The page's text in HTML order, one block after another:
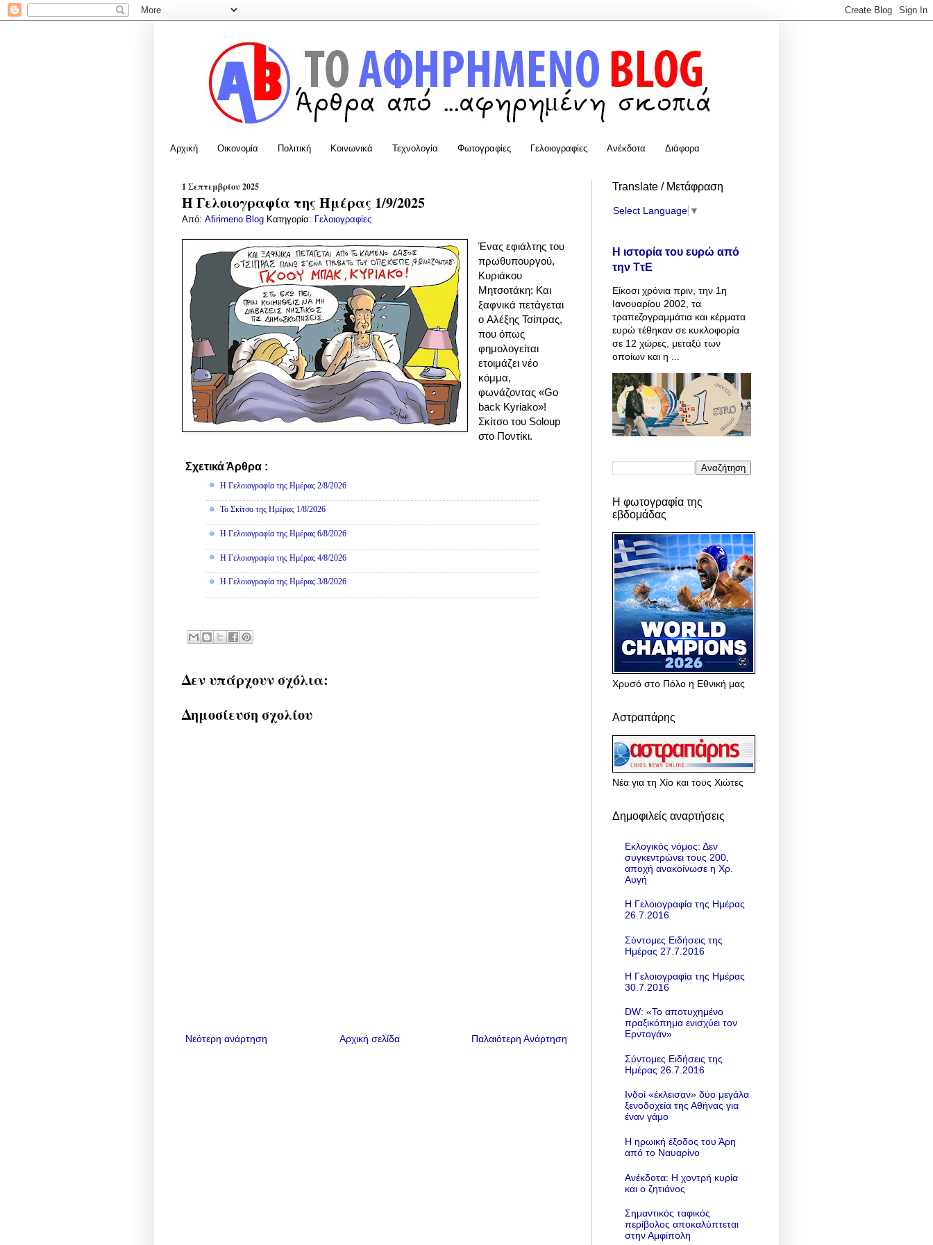
Αρχική Οικονομία Πολιτική Κοινωνικά Τεχνολογία Φωτογραφίες Γελοιογραφίες Ανέκδοτα Διάφορα
1 Σεπτεμβρίου 2025
Η Γελοιογραφία της Ημέρας 1/9/2025
Από: Afirimeno Blog Κατηγορία: Γελοιογραφίες
Ένας εφιάλτης του
πρωθυπουργού,
Κυριάκου
Μητσοτάκη: Και
ξαφνικά πετάγεται
ο Αλέξης Τσίπρας,
που όπως
φημολογείται
ετοιμάζει νέο
κόμμα,
φωνάζοντας «Go
back Kyriako»!
Σκίτσο του Soloup
στο Ποντίκι.
Σχετικά Άρθρα :
Η Γελοιογραφία της Ημέρας 2/8/2026
Το Σκίτσο της Ημέρας 1/8/2026
Η Γελοιογραφία της Ημέρας 6/8/2026
Η Γελοιογραφία της Ημέρας 4/8/2026
Η Γελοιογραφία της Ημέρας 3/8/2026
Δεν υπάρχουν σχόλια:
Δημοσίευση σχολίου
Νεότερη ανάρτηση Παλαιότερη Ανάρτηση
Αρχική σελίδα
Translate / Μετάφραση
Select Language ▼
Η ιστορία του ευρώ από
την ΤτΕ
Είκοσι χρόνια πριν, την 1η
Ιανουαρίου 2002, τα
τραπεζογραμμάτια και κέρματα
ευρώ τέθηκαν σε κυκλοφορία
σε 12 χώρες, μεταξύ των
οποίων και η ...
Η φωτογραφία της
εβδομάδας
Χρυσό στο Πόλο η Εθνική μας
Αστραπάρης
Νέα για τη Χίο και τους Χιώτες
Δημοφιλείς αναρτήσεις
Εκλογικός νόμος: Δεν
συγκεντρώνει τους 200,
αποχή ανακοίνωσε η Χρ.
Αυγή
Η Γελοιογραφία της Ημέρας
26.7.2016
Σύντομες Ειδήσεις της
Ημέρας 27.7.2016
Η Γελοιογραφία της Ημέρας
30.7.2016
DW: «To αποτυχημένο
πραξικόπημα ενισχύει τον
Ερντογάν»
Σύντομες Ειδήσεις της
Ημέρας 26.7.2016
Ινδοί «έκλεισαν» δύο μεγάλα
ξενοδοχεία της Αθήνας για
έναν γάμο
Η ηρωική έξοδος του Άρη
από το Ναυαρίνο
Ανέκδοτα: Η χοντρή κυρία
και ο ζητιάνος
Σημαντικός ταφικός
περίβολος αποκαλύπτεται
στην Αμφίπολη